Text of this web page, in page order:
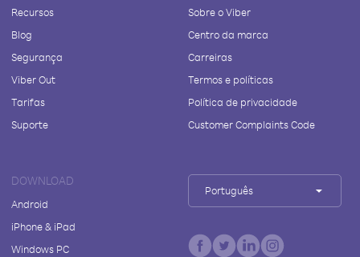
Recursos
Blog
Segurança
Viber Out
Tarifas
Suporte
Sobre o Viber
Centro da marca
Carreiras
Termos e políticas
Política de privacidade
Customer Complaints Code
DOWNLOAD
Android
iPhone & iPad
Windows PC
Português